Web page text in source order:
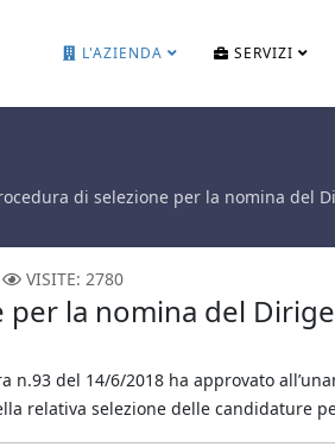
L'AZIENDA SERVIZI
di selezione per la nomina del
VISITE: 2780
la nomina del
del 14/6/2018 ha approvato
relativa selezione delle candidature